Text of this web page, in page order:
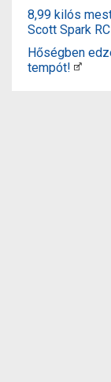
8,99 kilós
Scott Spark
Hőségben
tempót!